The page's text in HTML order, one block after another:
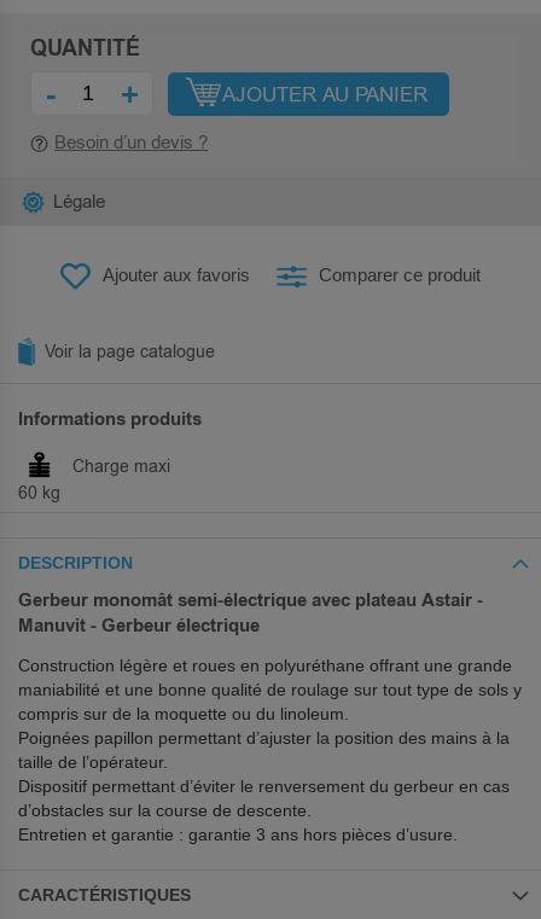
QUANTITÉ
- + AJOUTER AU PANIER
Besoin d’un devis ?
Ajouter aux favoris Comparer ce produit
Légale
Voir la page catalogue
Informations produits
60 kg
Charge maxi
DESCRIPTION
Gerbeur monomât semi-électrique avec plateau Astair -
Manuvit - Gerbeur électrique
Construction légère et roues en polyuréthane offrant une grande
maniabilité et une bonne qualité de roulage sur tout type de sols y
compris sur de la moquette ou du linoleum.
Poignées papillon permettant d’ajuster la position des mains à la
taille de l’opérateur.
Dispositif permettant d’éviter le renversement du gerbeur en cas
d’obstacles sur la course de descente.
Entretien et garantie : garantie 3 ans hors pièces d’usure.
CARACTÉRISTIQUES